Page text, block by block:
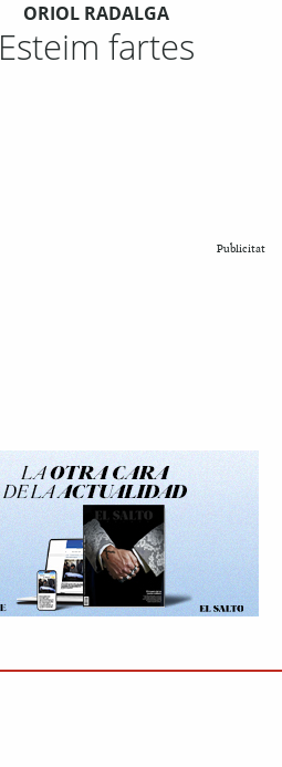
ORIOL RADALGA
Esteim fartes
Publicitat